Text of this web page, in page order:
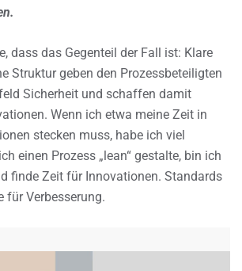
dass das Gegenteil der Fall ist: Klare
Struktur geben den Prozessbeteiligten
Sicherheit und schaffen damit
Wenn ich etwa meine Zeit in
stecken muss, habe ich viel
einen Prozess „lean“ gestalte, bin ich
finde Zeit für Innovationen. Standards
für Verbesserung.